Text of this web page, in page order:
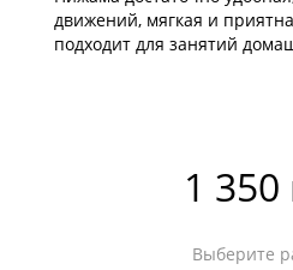
движений, мягкая и
подходит для занятий
1 350
Выберите